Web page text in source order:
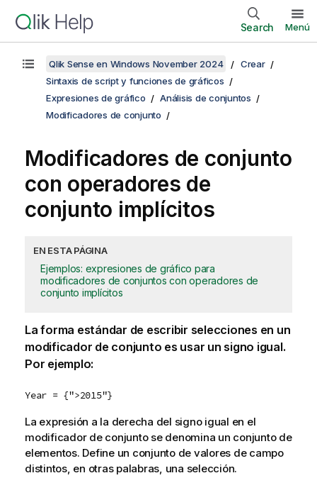
Search Menú
Qlik Sense en Windows November 2024
Crear
Sintaxis de script y funciones de gráficos
Expresiones de gráfico
Análisis de conjuntos
Modificadores de conjunto
Modificadores de conjunto
con operadores de
conjunto implícitos
EN ESTA PÁGINA
Ejemplos: expresiones de gráfico para
modificadores de conjuntos con operadores de
conjunto implícitos
La forma estándar de escribir selecciones en un
modificador de conjunto es usar un signo igual.
Por ejemplo:
Year = {">2015"}
La expresión a la derecha del signo igual en el
modificador de conjunto se denomina un conjunto de
elementos. Define un conjunto de valores de campo
distintos, en otras palabras, una selección.